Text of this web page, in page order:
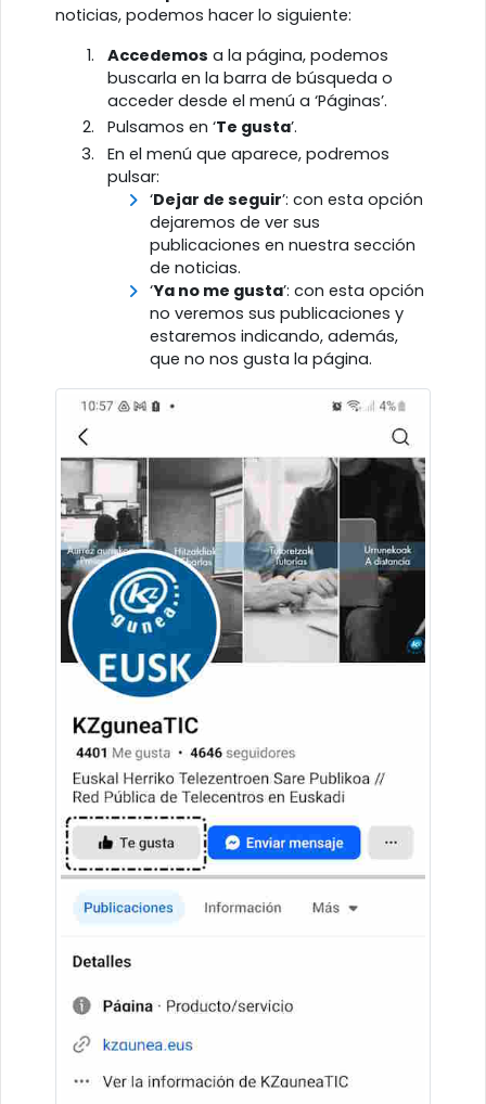
noticias, podemos hacer lo siguiente:
Accedemos a la página, podemos
buscarla en la barra de búsqueda o
acceder desde el menú a ‘Páginas’.
Pulsamos en ‘Te gusta’.
En el menú que aparece, podremos
pulsar:
‘Dejar de seguir’: con esta opción
dejaremos de ver sus
publicaciones en nuestra sección
de noticias.
‘Ya no me gusta’: con esta opción
no veremos sus publicaciones y
estaremos indicando, además,
que no nos gusta la página.